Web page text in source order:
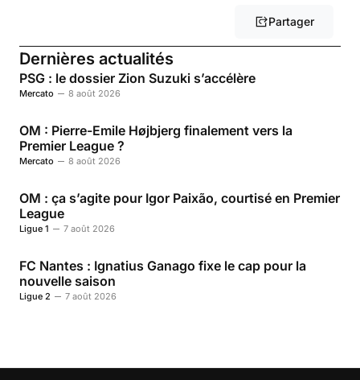
Partager
Dernières actualités
PSG : le dossier Zion Suzuki s’accélère
Mercato 8 août 2026
OM : Pierre-Emile Højbjerg finalement vers la
Premier League ?
Mercato 8 août 2026
OM : ça s’agite pour Igor Paixão, courtisé en Premier
League
Ligue 1 7 août 2026
FC Nantes : Ignatius Ganago fixe le cap pour la
nouvelle saison
Ligue 2 7 août 2026